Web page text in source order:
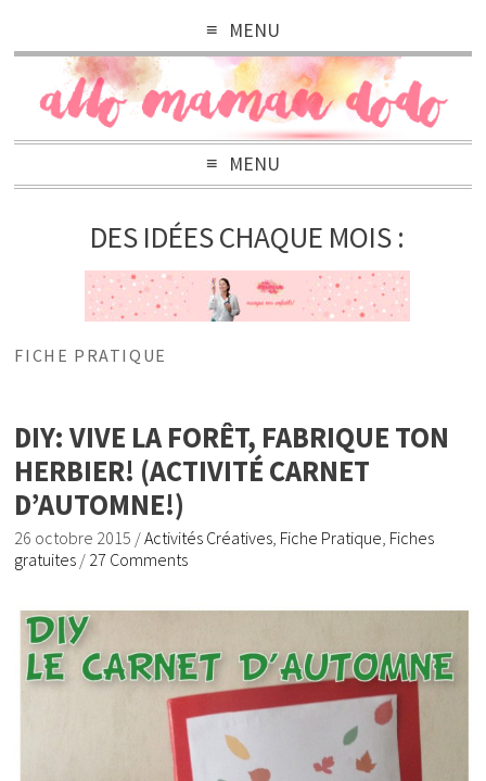
MENU
MENU
DES IDÉES CHAQUE MOIS :
FICHE PRATIQUE
DIY: VIVE LA FORÊT, FABRIQUE TON
HERBIER! (ACTIVITÉ CARNET
D’AUTOMNE!)
26 octobre 2015 /Activités Créatives Fiche Pratique Fiches
gratuites / 27 Comments